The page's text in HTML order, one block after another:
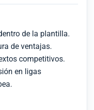
de la plantilla.
de ventajas.
competitivos.
en ligas